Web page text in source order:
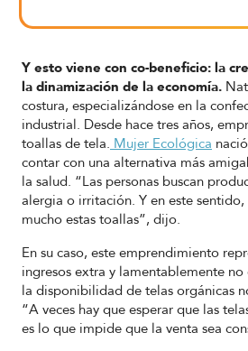
Y esto viene con co-beneficio: la
la dinamización de la economía.
costura, especializándose en la
industrial. Desde hace tres años,
toallas de tela. Mujer Ecológica
contar con una alternativa más
la salud. “Las personas buscan
alergia o irritación. Y en este
mucho estas toallas”, dijo.
En su caso, este emprendimiento
ingresos extra y lamentablemente
la disponibilidad de telas orgánicas
“A veces hay que esperar que las
es lo que impide que la venta sea